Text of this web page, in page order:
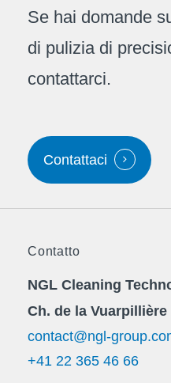
Se hai domande
di pulizia di
contattarci.
Contattaci
Contatto
NGL Cleaning
Ch. de la Vuarpillière
contact@ngl-
+41 22 365 46 66